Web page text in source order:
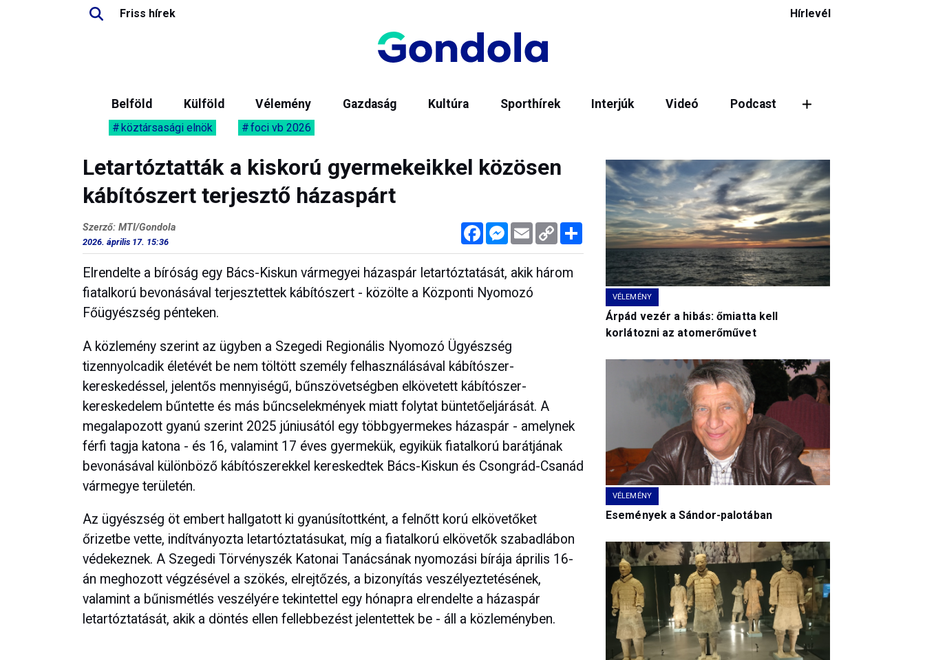
Friss hírek Hírlevél
Belföld Külföld Vélemény Gazdaság Kultúra Sporthírek Interjúk Videó Podcast
köztársasági elnök foci vb 2026
Letartóztatták a kiskorú gyermekeikkel közösen
kábítószert terjesztő házaspárt
FacebookMessenger
Email Copy
Link
Megosztás
Szerző: MTI/Gondola
2026. április 17. 15:36
Elrendelte a bíróság egy Bács-Kiskun vármegyei házaspár letartóztatását, akik három
fiatalkorú bevonásával terjesztettek kábítószert - közölte a Központi Nyomozó
Főügyészség pénteken.
A közlemény szerint az ügyben a Szegedi Regionális Nyomozó Ügyészség
tizennyolcadik életévét be nem töltött személy felhasználásával kábítószer-
kereskedéssel, jelentős mennyiségű, bűnszövetségben elkövetett kábítószer-
kereskedelem bűntette és más bűncselekmények miatt folytat büntetőeljárását. A
megalapozott gyanú szerint 2025 júniusától egy többgyermekes házaspár - amelynek
férfi tagja katona - és 16, valamint 17 éves gyermekük, egyikük fiatalkorú barátjának
bevonásával különböző kábítószerekkel kereskedtek Bács-Kiskun és Csongrád-Csanád
vármegye területén.
Az ügyészség öt embert hallgatott ki gyanúsítottként, a felnőtt korú elkövetőket
őrizetbe vette, indítványozta letartóztatásukat, míg a fiatalkorú elkövetők szabadlábon
védekeznek. A Szegedi Törvényszék Katonai Tanácsának nyomozási bírája április 16-
án meghozott végzésével a szökés, elrejtőzés, a bizonyítás veszélyeztetésének,
valamint a bűnismétlés veszélyére tekintettel egy hónapra elrendelte a házaspár
letartóztatását, akik a döntés ellen fellebbezést jelentettek be - áll a közleményben.
VÉLEMÉNY
Árpád vezér a hibás: őmiatta kell
korlátozni az atomerőművet
VÉLEMÉNY
Események a Sándor-palotában